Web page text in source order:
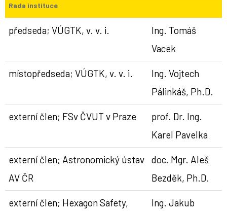
Rada instituce
předseda; VÚGTK, v. v. i.
Ing. Tomáš
Vacek
místopředseda; VÚGTK, v. v. i.
Ing. Vojtech
Pálinkáš, Ph.D.
externí člen; FSv ČVUT v Praze
prof. Dr. Ing.
Karel Pavelka
externí člen; Astronomický ústav
AV ČR
doc. Mgr. Aleš
Bezděk, Ph.D.
externí člen; Hexagon Safety,
Ing. Jakub